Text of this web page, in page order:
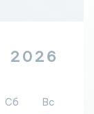
2026
Сб
Вс